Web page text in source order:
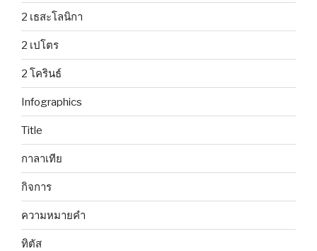
2 เธสะโลนิกา
2 เปโตร
2 โครินธ์
Infographics
Title
กาลาเทีย
กิจการ
ความหมายคำ
ทิตัส